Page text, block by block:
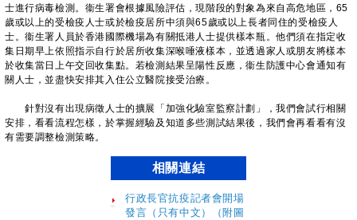
士進行病毒檢測。衞生署會根據風險評估，現階段的對象為來自高危地區，65
歲或以上的受檢疫人士或於檢疫居所中須與65歲或以上長者同住的受檢疫人
士。衞生署人員於香港國際機場為有關抵港人士提供樣本瓶。他們須在指定收
集日期早上依照指示自行於居所收集深喉唾液樣本，並透過家人或朋友將樣本
於收集當日上午交回收集點。若檢測結果呈陽性反應，衞生防護中心會通知有
關人士，並盡快安排其入住公立醫院接受治療。
針對沒有出現病徵人士的擴展「加強化驗室監察計劃」，我們會試行相關
安排，看看流程怎樣，於掌握經驗及知道多些測試結果後，我們會再看看有沒
有需要調整檢測策略。
相關連結
行政長官抗疫記者會開場
發言（只有中文）（附圖